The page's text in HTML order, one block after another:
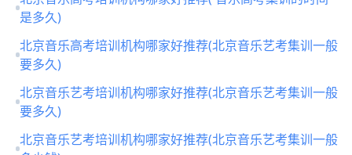
北京音乐高考培训机构哪家好推荐( 音乐高考集训的时间
是多久)
北京音乐高考培训机构哪家好推荐(北京音乐艺考集训一般
要多久)
北京音乐艺考培训机构哪家好推荐(北京音乐艺考集训一般
要多久)
北京音乐艺考培训机构哪家好推荐(北京音乐艺考集训一般